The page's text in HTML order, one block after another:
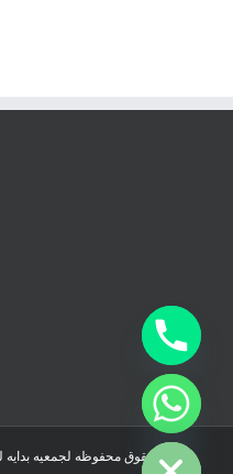
جميع الحقوق محفوظه لجمعيه بدايه
Hide
chaty